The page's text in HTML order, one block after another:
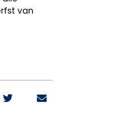
van